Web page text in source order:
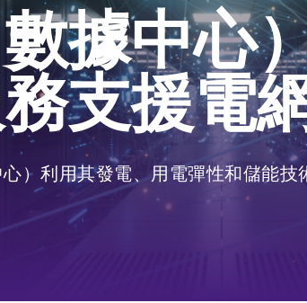
據中心
支援電
）利用其發電、用電彈性和儲能技